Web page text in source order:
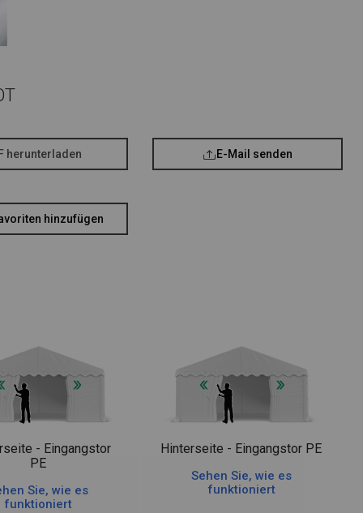
herunterladen E-Mail senden
hinzufügen
- Eingangstor
PE
Sie, wie es
funktioniert
Hinterseite - Eingangstor PE
Sehen Sie, wie es
funktioniert